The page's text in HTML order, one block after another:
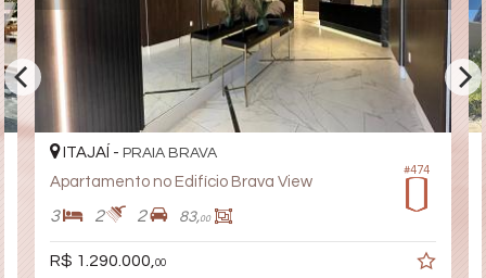
Bar
Piscina
Spa
Espaço Fitness
Portaria 24h
Portão Eletrônico
Playground
Automação Predial
#474
ITAJAÍ - PRAIA BRAVA
Apartamento no Edifício Brava View
3 2 2 83,00
R$ 1.290.000, 00